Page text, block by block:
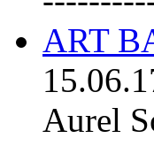
ART
Aurel